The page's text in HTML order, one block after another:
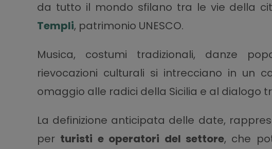
da tutto il mondo sfilano tra le vie della
Templi, patrimonio UNESCO.
Musica, costumi tradizionali, danze
rievocazioni culturali si intrecciano in un
omaggio alle radici della Sicilia e al dialogo
La definizione anticipata delle date,
per turisti e operatori del settore, che